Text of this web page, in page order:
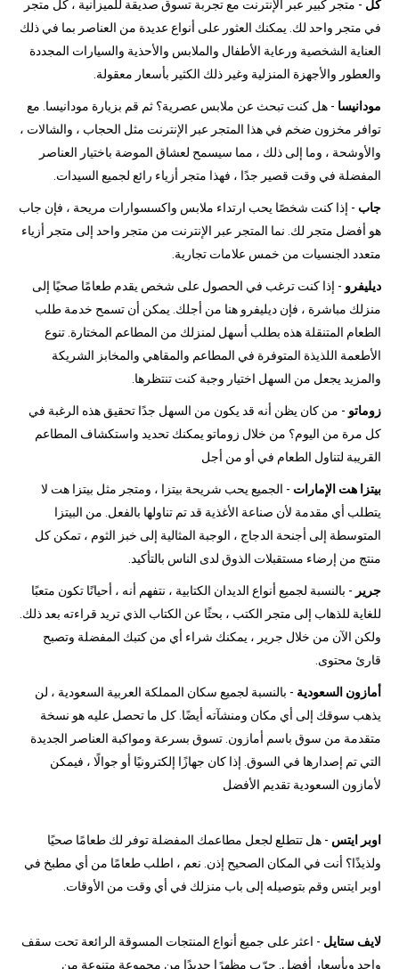
كل - متجر كبير عبر الإنترنت مع تجربة تسوق صديقة للميزانية ، كل متجر
في متجر واحد لك. يمكنك العثور على أنواع عديدة من العناصر بما في ذلك
العناية الشخصية ورعاية الأطفال والملابس والأحذية والسيارات المجددة
والعطور والأجهزة المنزلية وغير ذلك الكثير بأسعار معقولة.
مودانيسا - هل كنت تبحث عن ملابس عصرية؟ ثم قم بزيارة مودانيسا. مع
توافر مخزون ضخم في هذا المتجر عبر الإنترنت مثل الحجاب ، والشالات ،
والأوشحة ، وما إلى ذلك ، مما سيسمح لعشاق الموضة باختيار العناصر
المفضلة في وقت قصير جدًا ، فهذا متجر أزياء رائع لجميع السيدات.
جاب - إذا كنت شخصًا يحب ارتداء ملابس واكسسوارات مريحة ، فإن جاب
هو أفضل متجر لك. نما المتجر عبر الإنترنت من متجر واحد إلى متجر أزياء
متعدد الجنسيات من خمس علامات تجارية.
ديليفرو - إذا كنت ترغب في الحصول على شخص يقدم طعامًا صحيًا إلى
منزلك مباشرة ، فإن ديليفرو هنا من أجلك. يمكن أن تسمح خدمة طلب
الطعام المتنقلة هذه بطلب أسهل لمنزلك من المطاعم المختارة. تنوع
الأطعمة اللذيذة المتوفرة في المطاعم والمقاهي والمخابز الشريكة
والمزيد يجعل من السهل اختيار وجبة كنت تنتظرها.
زوماتو - من كان يظن أنه قد يكون من السهل جدًا تحقيق هذه الرغبة في
كل مرة من اليوم؟ من خلال زوماتو يمكنك تحديد واستكشاف المطاعم
القريبة لتناول الطعام في أو من أجل
بيتزا هت الإمارات - الجميع يحب شريحة بيتزا ، ومتجر مثل بيتزا هت لا
يتطلب أي مقدمة لأن صناعة الأغذية قد تم تناولها بالفعل. من البيتزا
المتوسطة إلى أجنحة الدجاج ، الوجبة المثالية إلى خبز الثوم ، تمكن كل
منتج من إرضاء مستقبلات الذوق لدى الناس بالتأكيد.
جرير - بالنسبة لجميع أنواع الديدان الكتابية ، نتفهم أنه ، أحيانًا تكون متعبًا
للغاية للذهاب إلى متجر الكتب ، بحثًا عن الكتاب الذي تريد قراءته بعد ذلك.
ولكن الآن من خلال جرير ، يمكنك شراء أي من كتبك المفضلة وتصبح
قارئ محتوى.
أمازون السعودية - بالنسبة لجميع سكان المملكة العربية السعودية ، لن
يذهب سوقك إلى أي مكان ومنشآته أيضًا. كل ما تحصل عليه هو نسخة
متقدمة من سوق باسم أمازون. تسوق بسرعة ومواكبة العناصر الجديدة
التي تم إصدارها في السوق. إذا كان جهازًا إلكترونيًا أو جوالًا ، فيمكن
لأمازون السعودية تقديم الأفضل
اوبر ايتس - هل تتطلع لجعل مطاعمك المفضلة توفر لك طعامًا صحيًا
ولذيذًا؟ أنت في المكان الصحيح إذن. نعم ، اطلب طعامًا من أي مطبخ في
اوبر ايتس وقم بتوصيله إلى باب منزلك في أي وقت من الأوقات.
لايف ستايل - اعثر على جميع أنواع المنتجات المسوقة الرائعة تحت سقف
واحد وبأسعار أفضل. جرّب مظهرًا جديدًا من مجموعة متنوعة من